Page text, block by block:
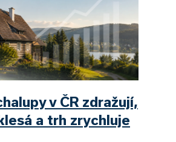
v ČR zdražují,
a trh zrychluje